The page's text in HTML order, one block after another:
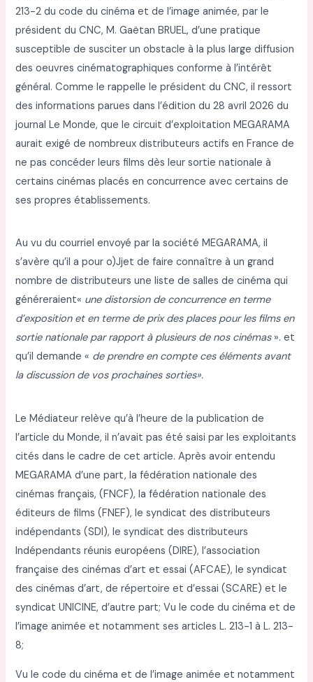
213-2 du code du cinéma et de l’image animée, par le
président du CNC, M. Gaëtan BRUEL, d’une pratique
susceptible de susciter un obstacle à la plus large diffusion
des oeuvres cinématographiques conforme à l’intérêt
général. Comme le rappelle le président du CNC, il ressort
des informations parues dans l’édition du 28 avril 2026 du
journal Le Monde, que le circuit d’exploitation MEGARAMA
aurait exigé de nombreux distributeurs actifs en France de
ne pas concéder leurs films dès leur sortie nationale à
certains cinémas placés en concurrence avec certains de
ses propres établissements.
Au vu du courriel envoyé par la société MEGARAMA, il
s’avère qu’il a pour o)Jjet de faire connaître à un grand
nombre de distributeurs une liste de salles de cinéma qui
généreraient« une distorsion de concurrence en terme
d’exposition et en terme de prix des places pour les films en
sortie nationale par rapport à plusieurs de nos cinémas ». et
qu’il demande « de prendre en compte ces éléments avant
la discussion de vos prochaines sorties».
Le Médiateur relève qu’à l’heure de la publication de
l’article du Monde, il n’avait pas été saisi par les exploitants
cités dans le cadre de cet article. Après avoir entendu
MEGARAMA d’une part, la fédération nationale des
cinémas français, (FNCF), la fédération nationale des
éditeurs de films (FNEF), le syndicat des distributeurs
indépendants (SDI), le syndicat des distributeurs
Indépendants réunis européens (DIRE), l’association
française des cinémas d’art et essai (AFCAE), le syndicat
des cinémas d’art, de répertoire et d’essai (SCARE) et le
syndicat UNICINE, d’autre part; Vu le code du cinéma et de
l’image animée et notamment ses articles L. 213-1 à L. 213-
8;
Vu le code du cinéma et de l’image animée et notamment